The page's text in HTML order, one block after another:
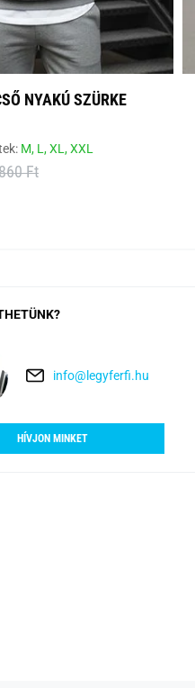
NYAKÚ SZÜRKE
M, L,XL,XXL
Ft
info@legyferfi.hu
HÍVJON MINKET